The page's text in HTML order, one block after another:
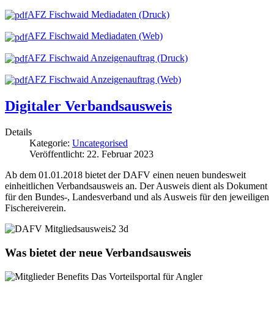
AFZ Fischwaid Mediadaten (Druck)
AFZ Fischwaid Mediadaten (Web)
AFZ Fischwaid Anzeigenauftrag (Druck)
AFZ Fischwaid Anzeigenauftrag (Web)
Digitaler Verbandsausweis
Details
Kategorie: Uncategorised
Veröffentlicht: 22. Februar 2023
Ab dem 01.01.2018 bietet der DAFV einen neuen bundesweit
einheitlichen Verbandsausweis an. Der Ausweis dient als Dokument
für den Bundes-, Landesverband und als Ausweis für den jeweiligen
Fischereiverein.
Was bietet der neue Verbandsausweis